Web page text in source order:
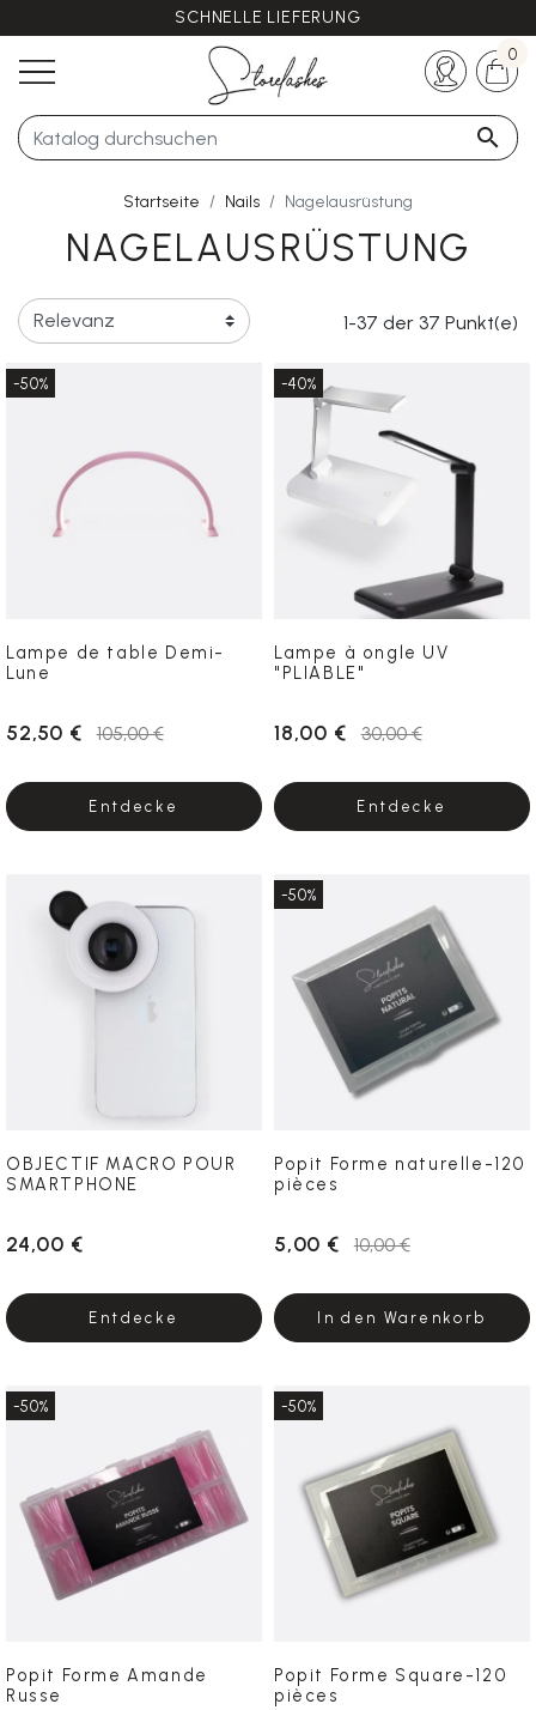
SCHNELLE LIEFERUNG
Haben Sie noch Fragen? +33 (0)5 57 21 62 94

0
Startseite Nails Nagelausrüstung
NAGELAUSRÜSTUNG
1-37 der 37 Punkt(e)
Lampe de table Demi-
Lune
52,50 € 105,00 €
Entdecke
-50%
Lampe à ongle UV
"PLIABLE"
18,00 € 30,00 €
Entdecke
-40%
OBJECTIF MACRO POUR
SMARTPHONE
24,00 €
Entdecke
Popit Forme naturelle-120
pièces
5,00 € 10,00 €
In den Warenkorb
-50%
Popit Forme Amande
Russe
-50%
Popit Forme Square-120
pièces
-50%